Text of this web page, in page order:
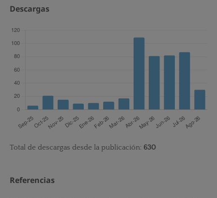
Descargas
Total de descargas desde la publicación: 630
Referencias